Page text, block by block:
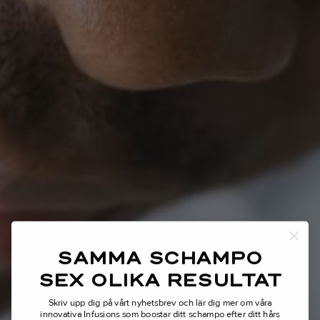
SAMMA SCHAMPO
SEX OLIKA RESULTAT
Skriv upp dig på vårt nyhetsbrev och lär dig mer om våra
innovativa Infusions som boostar ditt schampo efter ditt hårs